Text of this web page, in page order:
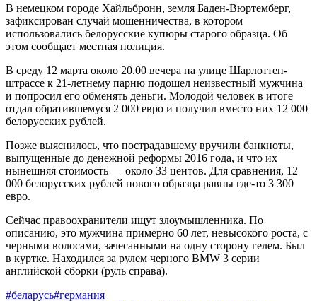
В немецком городе Хайльбронн, земля Баден-Вюртемберг,
зафиксирован случай мошенничества, в котором
использовались белорусские купюры старого образца. Об
этом сообщает местная полиция.
В среду 12 марта около 20.00 вечера на улице Шарлоттен-
штрассе к 21-летнему парню подошел неизвестный мужчина
и попросил его обменять деньги. Молодой человек в итоге
отдал обратившемуся 2 000 евро и получил вместо них 12 000
белорусских рублей.
Позже выяснилось, что пострадавшему вручили банкноты,
выпущенные до денежной реформы 2016 года, и что их
нынешняя стоимость — около 33 центов. Для сравнения, 12
000 белорусских рублей нового образца равны где-то 3 300
евро.
Сейчас правоохранители ищут злоумышленника. По
описанию, это мужчина примерно 60 лет, невысокого роста, с
черными волосами, зачесанными на одну сторону гелем. Был
в куртке. Находился за рулем черного BMW 3 серии
английской сборки (руль справа).
#беларусь#германия